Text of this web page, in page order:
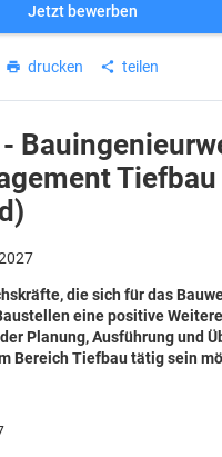
Jetzt bewerben
drucken teilen
Tiefbau
die sich für das
eine positive
Planung, Ausführung und
Bereich Tiefbau tätig sein